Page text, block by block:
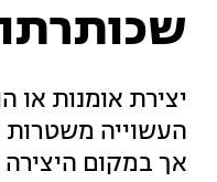
יצירת אומנות או
אך במקום